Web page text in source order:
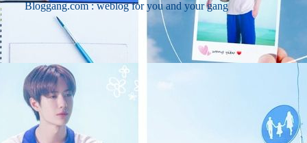
Bloggang.com : weblog for you and your gang